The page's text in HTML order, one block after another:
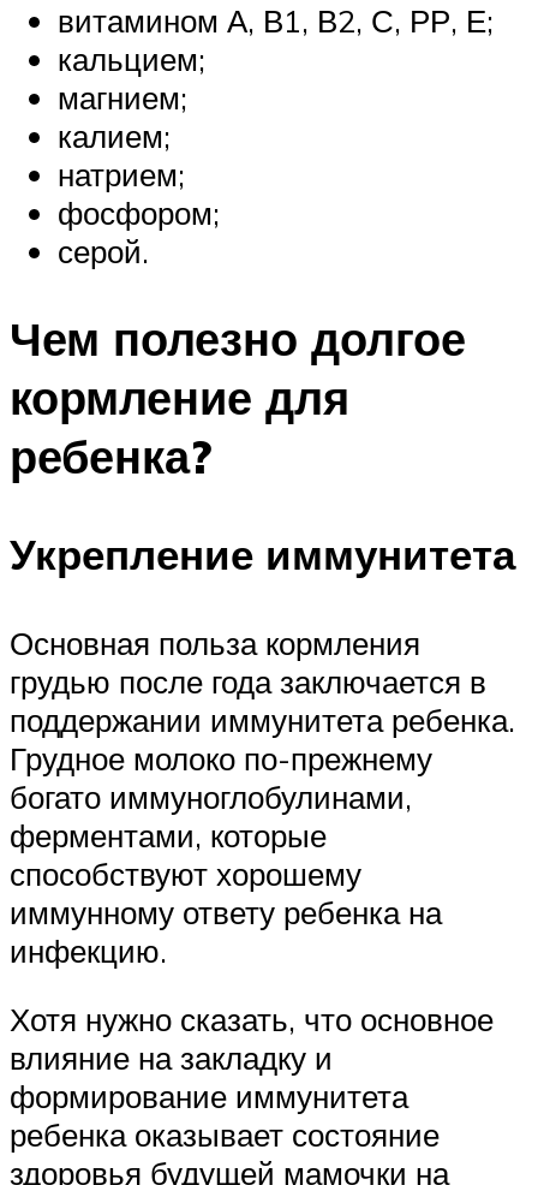
витамином А, В1, В2, С, РР, Е;
кальцием;
магнием;
калием;
натрием;
фосфором;
серой.
Чем полезно долгое
кормление для
ребенка?
Укрепление иммунитета
Основная польза кормления
грудью после года заключается в
поддержании иммунитета ребенка.
Грудное молоко по-прежнему
богато иммуноглобулинами,
ферментами, которые
способствуют хорошему
иммунному ответу ребенка на
инфекцию.
Хотя нужно сказать, что основное
влияние на закладку и
формирование иммунитета
ребенка оказывает состояние
здоровья будущей мамочки на